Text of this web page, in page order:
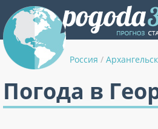
Россия /
Погода в